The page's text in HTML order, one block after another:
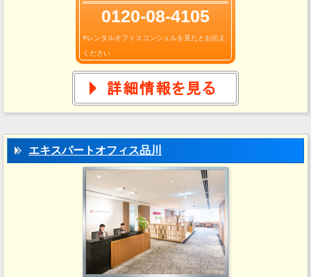
0120-08-4105
※レンタルオフィスコンシェルを見たとお伝え
ください
エキスパートオフィス品川